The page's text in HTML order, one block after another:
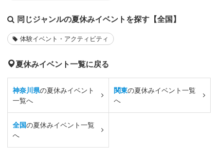
同じジャンルの夏休みイベントを探す【全国】
体験イベント・アクティビティ
夏休みイベント一覧に戻る
神奈川県の夏休みイベント
一覧へ
関東の夏休みイベント一覧
へ
全国の夏休みイベント一覧
へ